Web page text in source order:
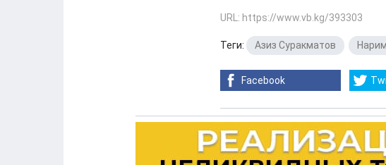
URL: https://www.vb.kg/393303
Теги: Азиз Суракматов
Facebook